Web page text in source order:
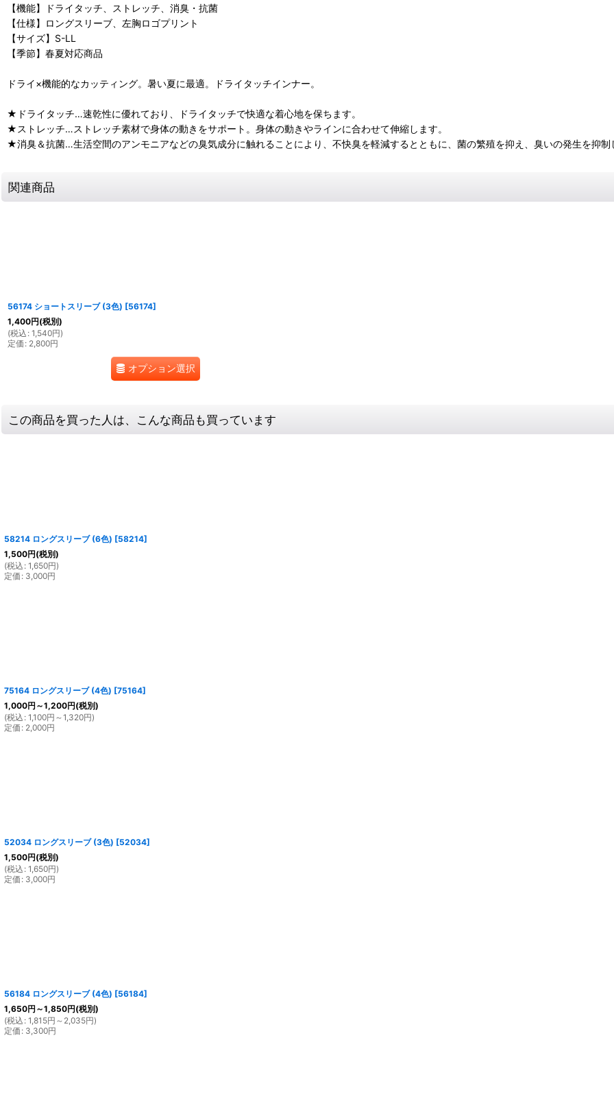
【機能】ドライタッチ、ストレッチ、消臭・抗菌
【仕様】ロングスリーブ、左胸ロゴプリント
【サイズ】S-LL
【季節】春夏対応商品
ドライ×機能的なカッティング。暑い夏に最適。ドライタッチインナー。
★ドライタッチ…速乾性に優れており、ドライタッチで快適な着心地を保ちます。
★ストレッチ…ストレッチ素材で身体の動きをサポート。身体の動きやラインに合わせて伸縮します。
★消臭＆抗菌…生活空間のアンモニアなどの臭気成分に触れることにより、不快臭を軽減するとともに、菌の繁殖を抑え、臭いの発生を抑制
関連商品
56174 ショートスリーブ (3色) [56174]
1,400円(税別)
(税込 : 1,540円)
定価 : 2,800円
オプション選択
この商品を買った人は、こんな商品も買っています
58214 ロングスリーブ (6色) [58214]
1,500円(税別)
(税込 : 1,650円)
定価 : 3,000円
75164 ロングスリーブ (4色) [75164]
1,000円 ～1,200円(税別)
(税込 : 1,100円 ～1,320円)
定価 : 2,000円
52034 ロングスリーブ (3色) [52034]
1,500円(税別)
(税込 : 1,650円)
定価 : 3,000円
56184 ロングスリーブ (4色) [56184]
1,650円 ～1,850円(税別)
(税込 : 1,815円 ～2,035円)
定価 : 3,300円